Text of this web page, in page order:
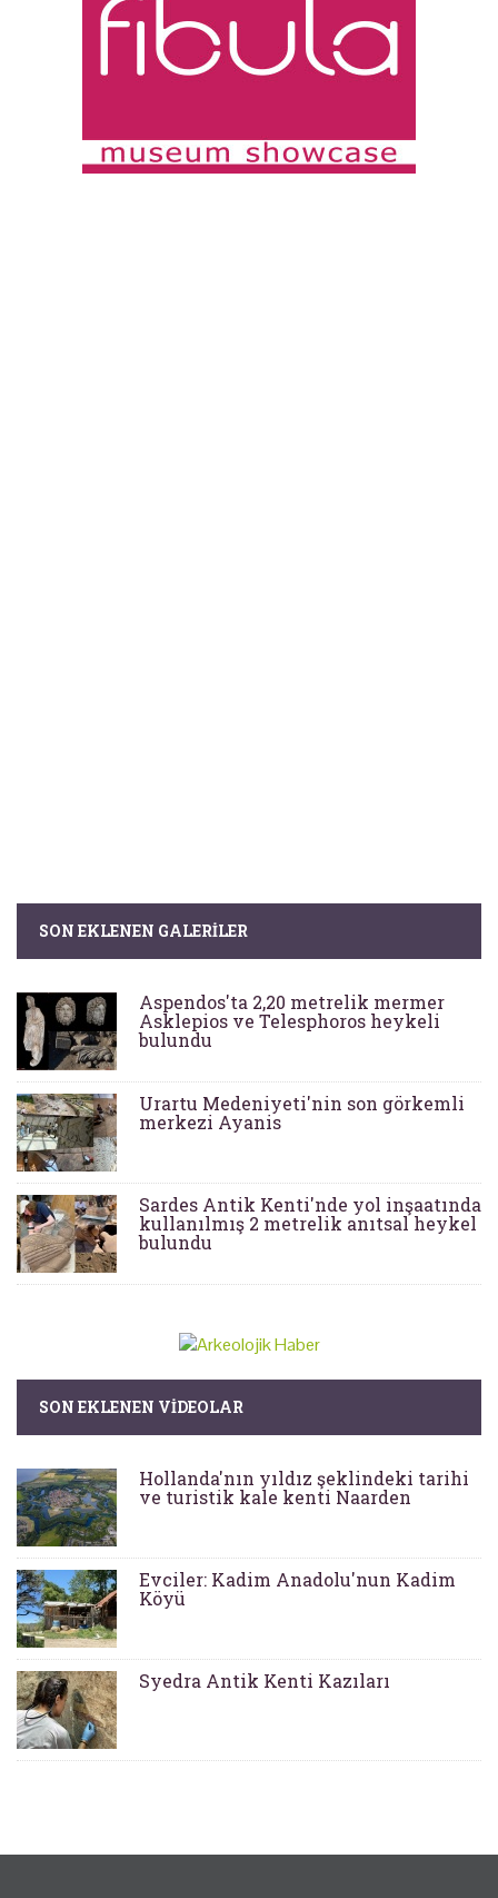
SON EKLENEN GALERILER
Aspendos'ta 2,20 metrelik mermer
Asklepios ve Telesphoros heykeli
bulundu
Urartu Medeniyeti'nin son görkemli
merkezi Ayanis
Sardes Antik Kenti'nde yol inşaatında
kullanılmış 2 metrelik anıtsal heykel
bulundu
SON EKLENEN VIDEOLAR
Hollanda'nın yıldız şeklindeki tarihi
ve turistik kale kenti Naarden
Evciler: Kadim Anadolu'nun Kadim
Köyü
Syedra Antik Kenti Kazıları